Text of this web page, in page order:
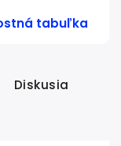
tabuľka
Diskusia